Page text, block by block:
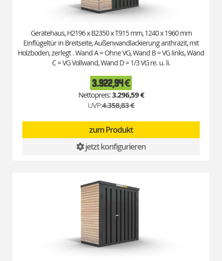
Gerätehaus, H2196 x B2350 x T915 mm, 1240 x 1960 mm
Einflügeltür in Breitseite, Außenwandlackierung anthrazit, mit
Holzboden, zerlegt . Wand A = Ohne VG, Wand B = VG links, Wand
C = VG Vollwand, Wand D = 1/3 VG re. u. li.
Special
Price
3.922,94 €
3.296,59 €
UVP:4.358,83 €
zum Produkt
jetzt konfigurieren